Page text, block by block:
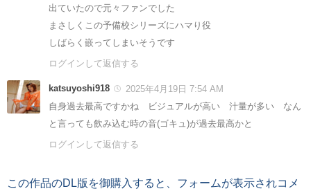
出ていたので元々ファンでした
まさしくこの予備校シリーズにハマり役
しばらく嵌ってしまいそうです
ログインして返信する
katsuyoshi918
2025年4月19日 7:54 AM
自身過去最高ですかね ビジュアルが高い 汁量が多い なん
と言っても飲み込む時の音(ゴキュ)が過去最高かと
ログインして返信する
この作品のDL版を御購入すると、フォームが表示されコメ